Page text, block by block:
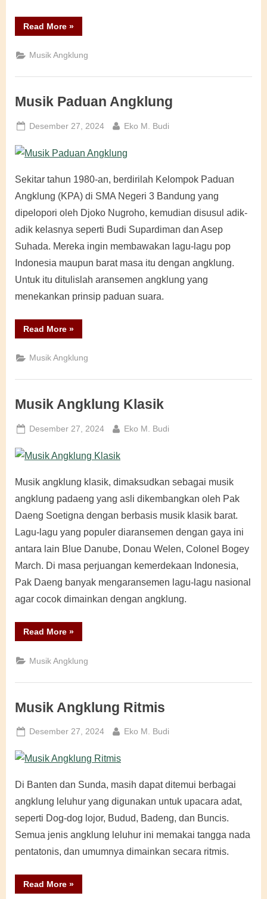
Read More“Musik
Arumba”
»
Musik Angklung
Musik Paduan Angklung
Posted
Desember 27, 2024 By
Eko M. Budi
Sekitar tahun 1980-an, berdirilah Kelompok Paduan
Angklung (KPA) di SMA Negeri 3 Bandung yang
dipelopori oleh Djoko Nugroho, kemudian disusul adik-
adik kelasnya seperti Budi Supardiman dan Asep
Suhada. Mereka ingin membawakan lagu-lagu pop
Indonesia maupun barat masa itu dengan angklung.
Untuk itu ditulislah aransemen angklung yang
menekankan prinsip paduan suara.
Read More“Musik
Paduan
»
Musik Angklung
Musik Angklung Klasik
Posted
Desember 27, 2024 By
Eko M. Budi
Musik angklung klasik, dimaksudkan sebagai musik
angklung padaeng yang asli dikembangkan oleh Pak
Daeng Soetigna dengan berbasis musik klasik barat.
Lagu-lagu yang populer diaransemen dengan gaya ini
antara lain Blue Danube, Donau Welen, Colonel Bogey
March. Di masa perjuangan kemerdekaan Indonesia,
Pak Daeng banyak mengaransemen lagu-lagu nasional
agar cocok dimainkan dengan angklung.
Read More“Musik
Angklung
»
Musik Angklung
Musik Angklung Ritmis
Posted
Desember 27, 2024 By
Eko M. Budi
Di Banten dan Sunda, masih dapat ditemui berbagai
angklung leluhur yang digunakan untuk upacara adat,
seperti Dog-dog lojor, Budud, Badeng, dan Buncis.
Semua jenis angklung leluhur ini memakai tangga nada
pentatonis, dan umumnya dimainkan secara ritmis.
Read More“Musik
Angklung
»